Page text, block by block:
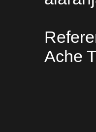
Ache